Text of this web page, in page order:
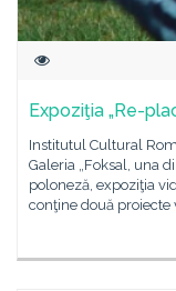
Expoziţia „Re-
Institutul Cultural
Galeria „Foksal, una
poloneză, expoziţia
conţine două proiecte